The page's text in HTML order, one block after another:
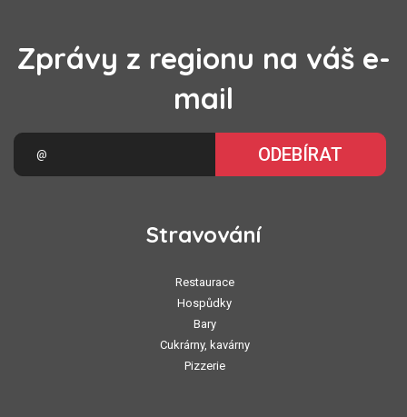
Zprávy z regionu na váš e-
mail
ODEBÍRAT
Stravování
Restaurace
Hospůdky
Bary
Cukrárny, kavárny
Pizzerie